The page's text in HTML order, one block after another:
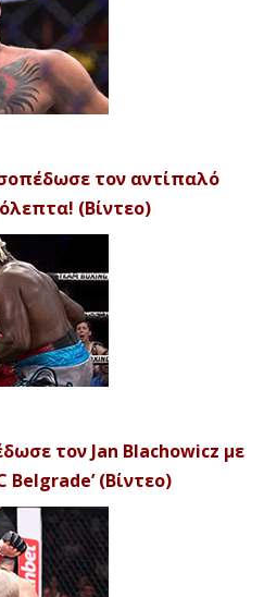
τον αντίπαλό
(Βίντεο)
τον Jan Blachowicz με
Belgrade’ (Βίντεο)